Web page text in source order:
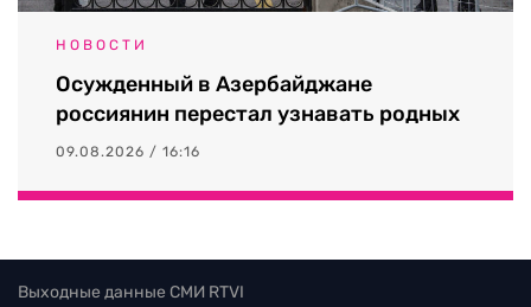
НОВОСТИ
Осужденный в Азербайджане
россиянин перестал узнавать родных
09.08.2026 / 16:16
Выходные данные СМИ RTVI